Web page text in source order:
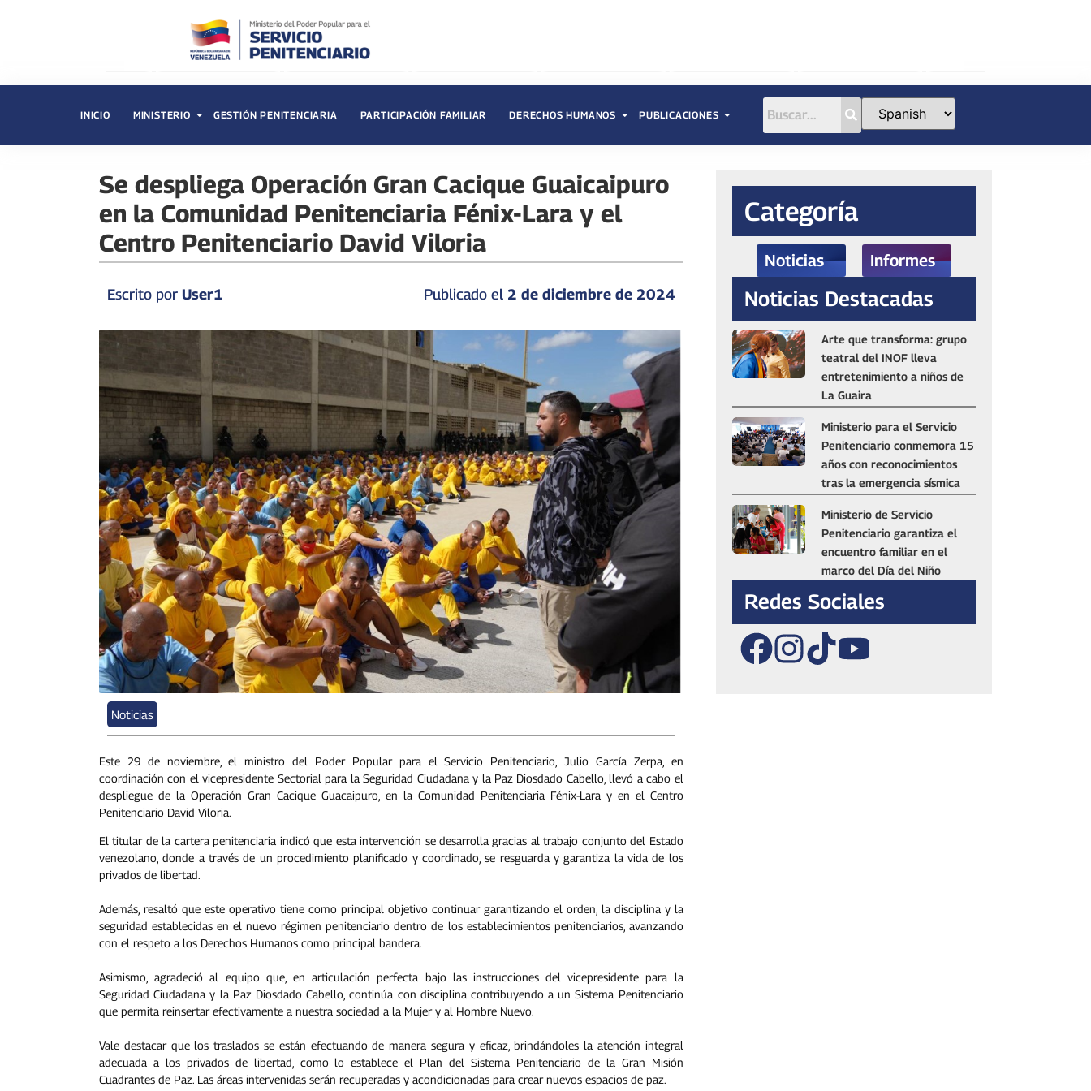
INICIO MINISTERIO GESTIÓN PENITENCIARIA PARTICIPACIÓN FAMILIAR DERECHOS HUMANOS PUBLICACIONES
Se despliega Operación Gran Cacique Guaicaipuro
en la Comunidad Penitenciaria Fénix-Lara y el
Centro Penitenciario David Viloria
Escrito por User1 Publicado el 2 de diciembre de 2024
Noticias
Este 29 de noviembre, el ministro del Poder Popular para el Servicio Penitenciario, Julio García Zerpa, en
coordinación con el vicepresidente Sectorial para la Seguridad Ciudadana y la Paz Diosdado Cabello, llevó a cabo el
despliegue de la Operación Gran Cacique Guacaipuro, en la Comunidad Penitenciaria Fénix-Lara y en el Centro
Penitenciario David Viloria.
El titular de la cartera penitenciaria indicó que esta intervención se desarrolla gracias al trabajo conjunto del Estado
venezolano, donde a través de un procedimiento planificado y coordinado, se resguarda y garantiza la vida de los
privados de libertad.
Además, resaltó que este operativo tiene como principal objetivo continuar garantizando el orden, la disciplina y la
seguridad establecidas en el nuevo régimen penitenciario dentro de los establecimientos penitenciarios, avanzando
con el respeto a los Derechos Humanos como principal bandera.
Asimismo, agradeció al equipo que, en articulación perfecta bajo las instrucciones del vicepresidente para la
Seguridad Ciudadana y la Paz Diosdado Cabello, continúa con disciplina contribuyendo a un Sistema Penitenciario
que permita reinsertar efectivamente a nuestra sociedad a la Mujer y al Hombre Nuevo.
Vale destacar que los traslados se están efectuando de manera segura y eficaz, brindándoles la atención integral
adecuada a los privados de libertad, como lo establece el Plan del Sistema Penitenciario de la Gran Misión
Cuadrantes de Paz. Las áreas intervenidas serán recuperadas y acondicionadas para crear nuevos espacios de paz.
Categoría
Noticias Informes
Noticias Destacadas
Arte que transforma: grupo
teatral del INOF lleva
entretenimiento a niños de
La Guaira
Ministerio para el Servicio
Penitenciario conmemora 15
años con reconocimientos
tras la emergencia sísmica
Ministerio de Servicio
Penitenciario garantiza el
encuentro familiar en el
marco del Día del Niño
Redes Sociales